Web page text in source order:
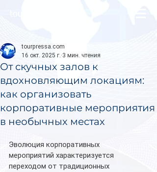
От скучных залов к
вдохновляющим локациям:
как организовать
корпоративные мероприятия
в необычных местах
tourpressa.com
16 окт. 2025 г. 3 мин. чтения
Эволюция корпоративных
мероприятий характеризуется
переходом от традиционных